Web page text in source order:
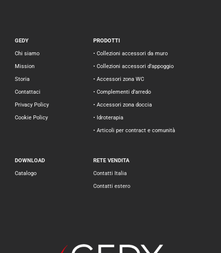
GEDY
Chi siamo
Mission
Storia
Contattaci
Privacy Policy
Cookie Policy
PRODOTTI
• Collezioni accessori da muro
• Collezioni accessori d’appoggio
• Accessori zona WC
• Complementi d’arredo
• Accessori zona doccia
• Idroterapia
• Articoli per contract e comunità
DOWNLOAD
Catalogo
RETE VENDITA
Contatti Italia
Contatti estero